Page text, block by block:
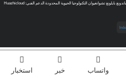
الدعم الفني: Huazhicloud
واتساب خبر استخبار